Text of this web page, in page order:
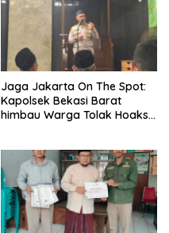
Jaga Jakarta On The Spot:
Kapolsek Bekasi Barat
himbau Warga Tolak Hoaks